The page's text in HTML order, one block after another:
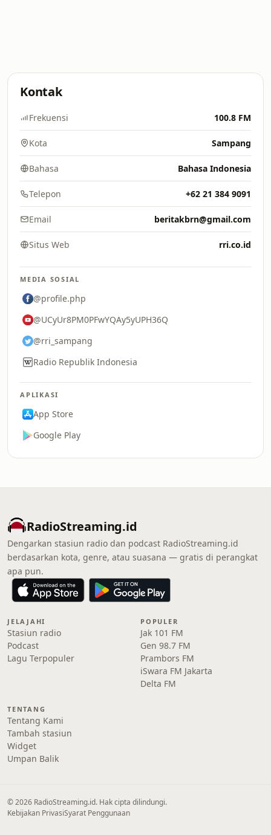
Kontak
Frekuensi 100.8 FM
Kota Sampang
Bahasa Bahasa Indonesia
Telepon +62 21 384 9091
Email beritakbrn@gmail.com
Situs Web rri.co.id
MEDIA SOSIAL
@profile.php
@UCyUr8PM0PFwYQAy5yUPH36Q
@rri_sampang
Radio Republik Indonesia
APLIKASI
App Store
Google Play
RadioStreaming.id
Dengarkan stasiun radio dan podcast RadioStreaming.id
berdasarkan kota, genre, atau suasana — gratis di perangkat
apa pun.
JELAJAHI
Stasiun radio
Podcast
Lagu Terpopuler
POPULER
Jak 101 FM
Gen 98.7 FM
Prambors FM
iSwara FM Jakarta
Delta FM
TENTANG
Tentang Kami
Tambah stasiun
Widget
Umpan Balik
© 2026 RadioStreaming.id. Hak cipta dilindungi.
Kebijakan PrivasiSyarat Penggunaan